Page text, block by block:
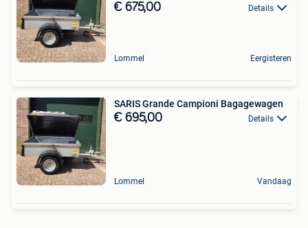
€ 675,00 Details
Lommel Eergisteren
SARIS Grande Campioni Bagagewagen
€ 695,00 Details
Lommel Vandaag